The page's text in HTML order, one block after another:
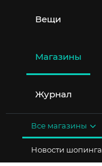
содержимому
Вещи
Магазины
Журнал
Все магазины
Новости шопинга